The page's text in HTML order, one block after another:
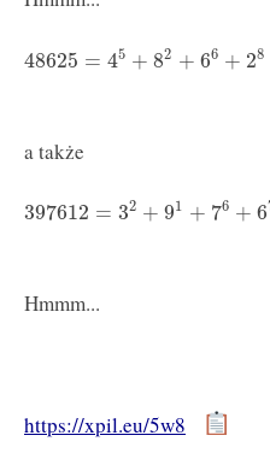
48625 = 45 + 82 + 66 + 28
a także
397612 = 32 + 91 + 76 + 6
Hmmm...
https://xpil.eu/5w8